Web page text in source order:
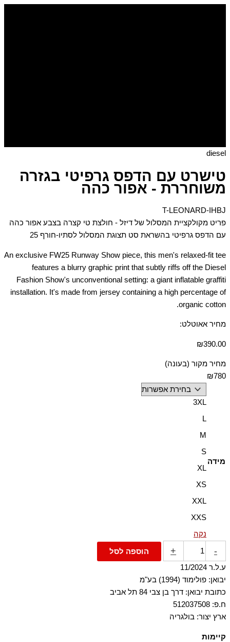
דילוג
diesel
טישרט עם הדפס גרפיטי בגזרה
משוחררת - אפור כהה
T-LEONARD-IHBJ
פריט מקולקציית המסלול של דיזל - חולצת טי קצרה בצבע אפור כהה
עם הדפס גרפיטי בהשראת סט תצוגת המסלול לסתיו-חורף 25
An exclusive FW25 Runway Show piece, this men's relaxed-fit tee
features a blurry graphic print that subtly riffs off the Diesel
Fashion Show's unconventional setting: a giant inflatable graffiti
installation. It's made from jersey containing a high percentage of
organic cotton.
מחיר אאוטלט:
₪390.00
מחיר מקור (בעונה)
₪780
מידה
3XL
L
M
S
XL
XS
XXL
XXS
נקה
-
כמות
+
הוספה לסל
ע.ל.ר 11/2024
יבואן: פולימוד (1994) בע"מ
כתובת יבואן: דרך בן צבי 84 תל אביב
ח.פ: 512037508
ארץ יצור: בולגריה
קיימות